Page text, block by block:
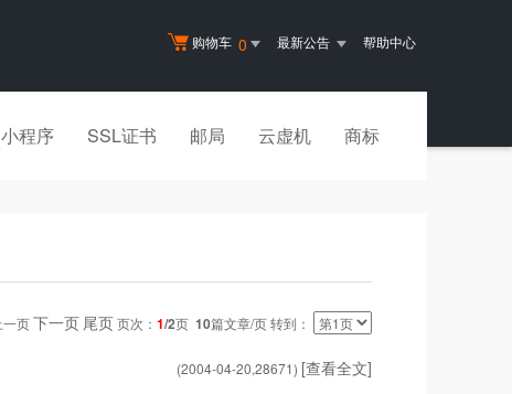
购物车 0 最新公告 帮助中心
小程序 SSL证书 邮局 云虚机 商标
一页下一页 尾页页次： 1/2页 10篇文章/页 转到：
(2004-04-20,28671) [查看全文]